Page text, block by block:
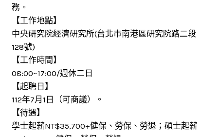
務。
【工作地點】
中央研究院經濟研究所(台北市南港區研究院路二段
128號)
【工作時間】
08:00~17:00/週休二日
【起聘日】
112年7月1日（可商議）。
【待遇】
學士起薪NT$35,700+健保、勞保、勞退；碩士起薪